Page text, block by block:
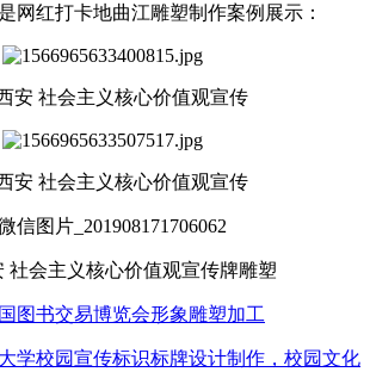
网红打卡地曲江雕塑制作案例展示：
安 社会主义核心价值观宣传
安 社会主义核心价值观宣传
社会主义核心价值观宣传牌雕塑
图书交易博览会形象雕塑加工
学校园宣传标识标牌设计制作，校园文化